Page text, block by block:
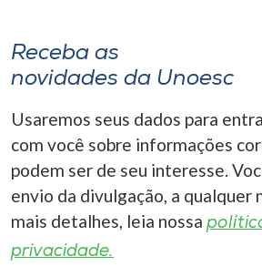
Selecione
o idioma
Receba as
novidades da Unoesc
Usaremos seus dados para
com você sobre informações
podem ser de seu interesse.
envio da divulgação, a qualquer
mais detalhes, leia nossa
privacidade.